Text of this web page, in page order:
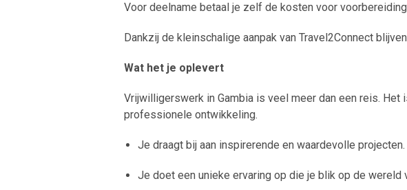
Voor deelname betaal je zelf de kosten voor
Dankzij de kleinschalige aanpak van Travel2Connect
Wat het je oplevert
Vrijwilligerswerk in Gambia is veel meer dan een reis.
professionele ontwikkeling.
Je draagt bij aan inspirerende en waardevolle projecten.
Je doet een unieke ervaring op die je blik op de wereld